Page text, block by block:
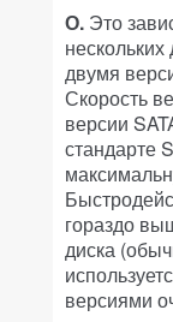
О. Это
двумя
Скорость
версии
стандарте
гораздо
диска
версиями